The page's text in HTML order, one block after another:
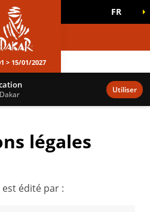
FR
> 15/01/2027
Utiliser
légales
est édité par :